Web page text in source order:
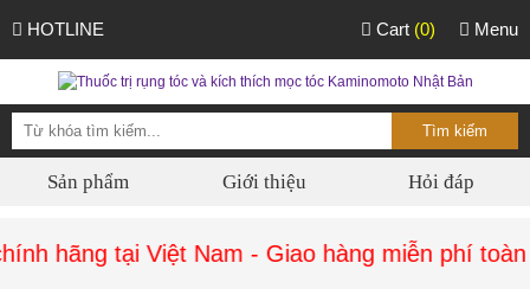
HOTLINE Menu
Cart (0)
Sản phẩm Giới thiệu Hỏi đáp
hãng tại Việt Nam - Giao hàng miễn phí toàn